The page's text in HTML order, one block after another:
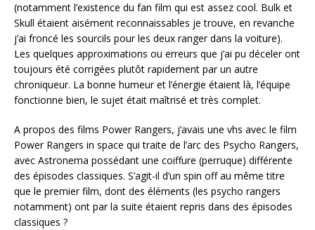
(notamment l’existence du fan film qui est assez cool. Bulk et
Skull étaient aisément reconnaissables je trouve, en revanche
j’ai froncé les sourcils pour les deux ranger dans la voiture).
Les quelques approximations ou erreurs que j’ai pu déceler ont
toujours été corrigées plutôt rapidement par un autre
chroniqueur. La bonne humeur et l’énergie étaient là, l’équipe
fonctionne bien, le sujet était maîtrisé et très complet.
A propos des films Power Rangers, j’avais une vhs avec le film
Power Rangers in space qui traite de l’arc des Psycho Rangers,
avec Astronema possédant une coiffure (perruque) différente
des épisodes classiques. S’agit-il d’un spin off au même titre
que le premier film, dont des éléments (les psycho rangers
notamment) ont par la suite étaient repris dans des épisodes
classiques ?